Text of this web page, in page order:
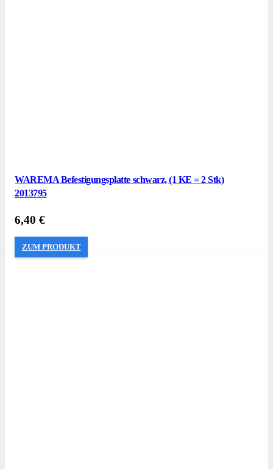
WAREMA Befestigungsplatte schwarz, (1 KE = 2 Stk)
2013795
6,40 €
ZUM PRODUKT